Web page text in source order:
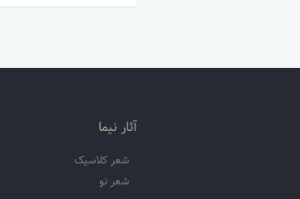
آثار نیما
شعر کلاسیک
شعر نو